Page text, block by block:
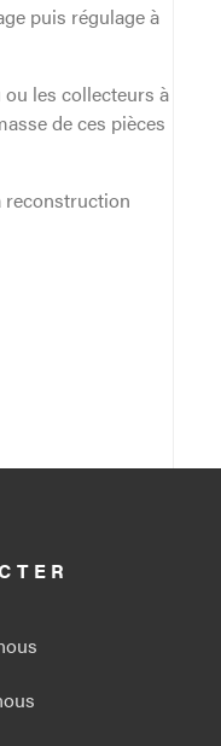
puis régulage à
les collecteurs à
de ces pièces
reconstruction